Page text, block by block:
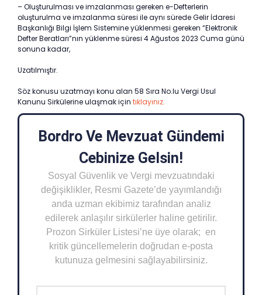
– Oluşturulması ve imzalanması gereken e-Defterlerin
oluşturulma ve imzalanma süresi ile aynı sürede Gelir İdaresi
Başkanlığı Bilgi İşlem Sistemine yüklenmesi gereken “Elektronik
Defter Beratları”nın yüklenme süresi 4 Ağustos 2023 Cuma günü
sonuna kadar,
Uzatılmıştır.
Söz konusu uzatmayı konu alan 58 Sıra No.lu Vergi Usul
Kanunu Sirkülerine ulaşmak için tıklayınız.
Bordro Ve Mevzuat Gündemi
Cebinize Gelsin!
Sosyal Güvenlik ve Vergi mevzuatındaki
değişiklikler, Resmi Gazete’de yayımlandığı
anda uzman ekibimiz tarafından analiz
edilerek anlaşılır sirkülerler haline getirilir.
Prozon Sirküler Listesi’ne üye olarak; en
kritik güncellemelerin doğrudan e-posta
kutunuza gelmesini sağlayabilirsiniz.